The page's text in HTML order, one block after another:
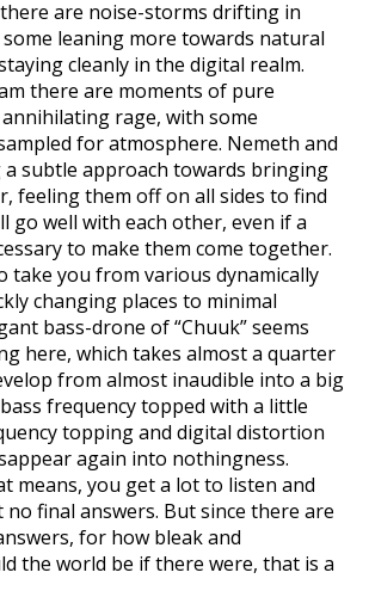
are noise-storms drifting in
leaning more towards natural
cleanly in the digital realm.
there are moments of pure
rage, with some
for atmosphere. Nemeth and
a subtle approach towards bringing
feeling them off on all sides to find
go well with each other, even if a
to make them come together.
take you from various dynamically
changing places to minimal
bass-drone of “Chuuk” seems
here, which takes almost a quarter
from almost inaudible into a big
frequency topped with a little
topping and digital distortion
again into nothingness.
means, you get a lot to listen and
final answers. But since there are
for how bleak and
the world be if there were, that is a